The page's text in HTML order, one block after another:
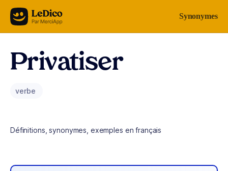
Aller au contenu Synonymes
Privatiser
verbe
Définitions, synonymes, exemples en français